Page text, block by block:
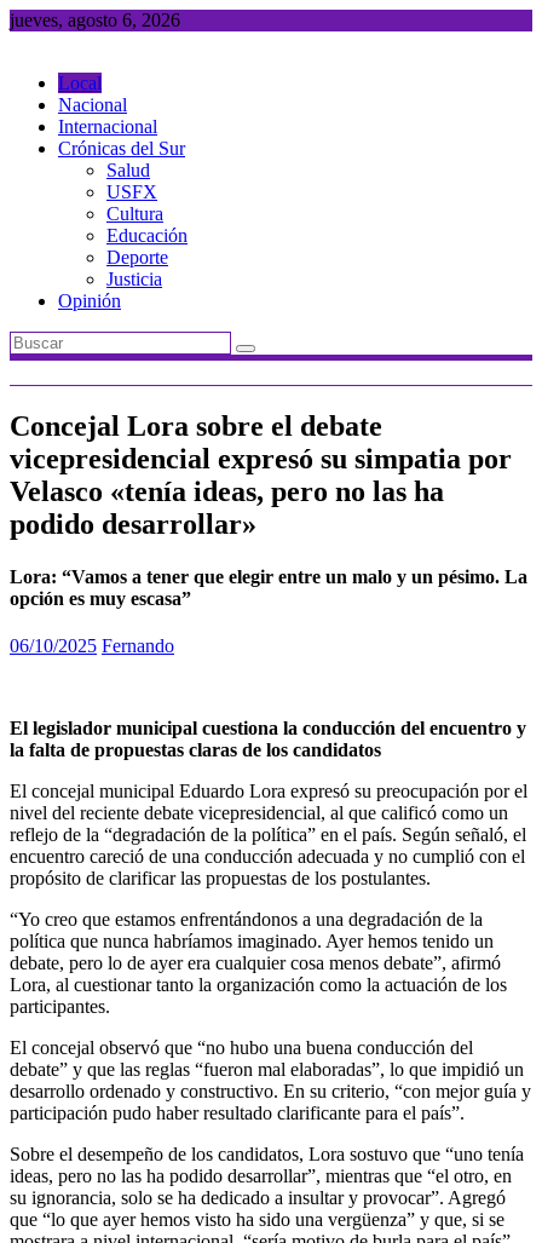
Saltar
jueves, agosto 6, 2026
Local
Nacional
Internacional
Crónicas del Sur
Salud
USFX
Cultura
Educación
Deporte
Justicia
Opinión
Concejal Lora sobre el debate
vicepresidencial expresó su simpatia por
Velasco «tenía ideas, pero no las ha
podido desarrollar»
Lora: “Vamos a tener que elegir entre un malo y un pésimo. La
opción es muy escasa”
06/10/2025 Fernando
El legislador municipal cuestiona la conducción del encuentro y
la falta de propuestas claras de los candidatos
El concejal municipal Eduardo Lora expresó su preocupación por el
nivel del reciente debate vicepresidencial, al que calificó como un
reflejo de la “degradación de la política” en el país. Según señaló, el
encuentro careció de una conducción adecuada y no cumplió con el
propósito de clarificar las propuestas de los postulantes.
“Yo creo que estamos enfrentándonos a una degradación de la
política que nunca habríamos imaginado. Ayer hemos tenido un
debate, pero lo de ayer era cualquier cosa menos debate”, afirmó
Lora, al cuestionar tanto la organización como la actuación de los
participantes.
El concejal observó que “no hubo una buena conducción del
debate” y que las reglas “fueron mal elaboradas”, lo que impidió un
desarrollo ordenado y constructivo. En su criterio, “con mejor guía y
participación pudo haber resultado clarificante para el país”.
Sobre el desempeño de los candidatos, Lora sostuvo que “uno tenía
ideas, pero no las ha podido desarrollar”, mientras que “el otro, en
su ignorancia, solo se ha dedicado a insultar y provocar”. Agregó
que “lo que ayer hemos visto ha sido una vergüenza” y que, si se